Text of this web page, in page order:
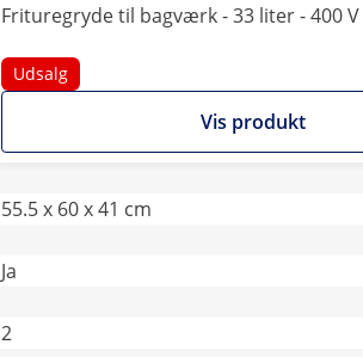
Frituregryde til bagværk - 33 liter - 400 V
Udsalg
Vis produkt
55.5 x 60 x 41 cm
Ja
2